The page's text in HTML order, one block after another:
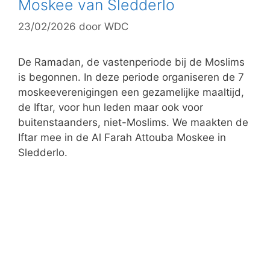
r
i
ë
n
Moskee van Sledderlo
23/02/2026 door WDC
De Ramadan, de vastenperiode bij de Moslims
is begonnen. In deze periode organiseren de 7
moskeeverenigingen een gezamelijke maaltijd,
de Iftar, voor hun leden maar ook voor
buitenstaanders, niet-Moslims. We maakten de
Iftar mee in de Al Farah Attouba Moskee in
Sledderlo.